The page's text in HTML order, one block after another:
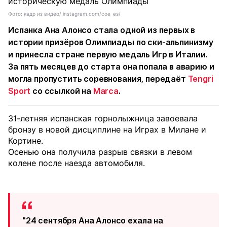
Фото: кадр из видео/ instagram.com/coe_es/
Испанка Ана Алонсо стала одной из первых в
истории призёров Олимпиады по ски-альпинизму
и принесла стране первую медаль Игр в Италии.
За пять месяцев до старта она попала в аварию и
могла пропустить соревнования, передаёт Tengri
Sport со ссылкой на Marca.
31-летняя испанская горнолыжница завоевала
бронзу в новой дисциплине на Играх в Милане и
Кортине.
Осенью она получила разрыв связки в левом
колене после наезда автомобиля.
"24 сентября Ана Алонсо ехала на